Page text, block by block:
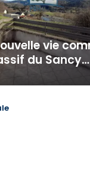
vie
du Sancy…